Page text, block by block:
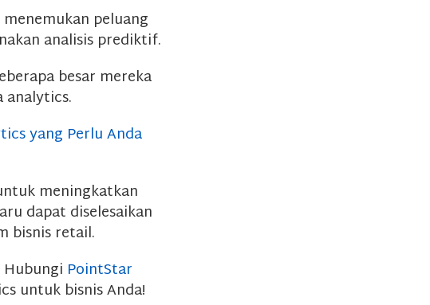
peluang
analisis prediktif.
besar mereka
yang Perlu Anda
meningkatkan
dapat diselesaikan
bisnis retail.
PointStar
untuk bisnis Anda!